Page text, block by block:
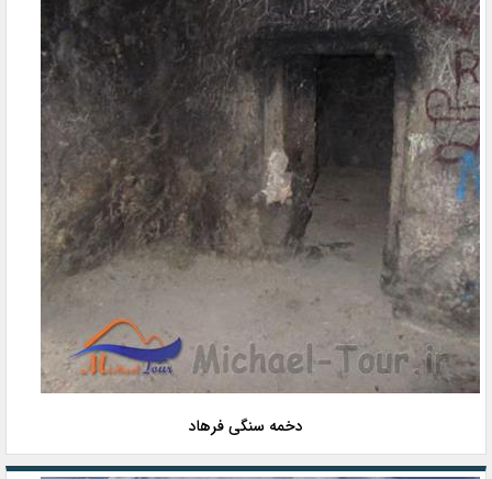
دخمه سنگی فرهاد